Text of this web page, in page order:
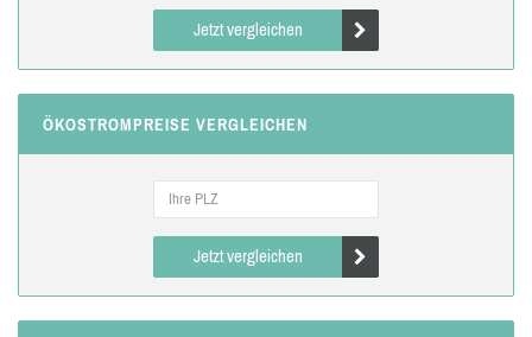
Jetzt vergleichen
ÖKOSTROMPREISE VERGLEICHEN
Jetzt vergleichen